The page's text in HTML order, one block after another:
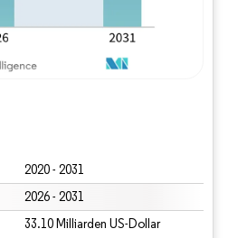
2020 - 2031
2026 - 2031
33.10 Milliarden US-Dollar